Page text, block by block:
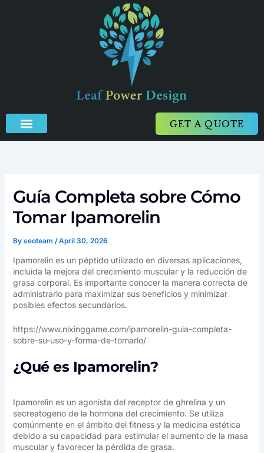
GET A QUOTE
Guía Completa sobre Cómo
Tomar Ipamorelin
By seoteam /April 30, 2026
Ipamorelin es un péptido utilizado en diversas aplicaciones,
incluida la mejora del crecimiento muscular y la reducción de
grasa corporal. Es importante conocer la manera correcta de
administrarlo para maximizar sus beneficios y minimizar
posibles efectos secundarios.
https://www.nixinggame.com/ipamorelin-guia-completa-
sobre-su-uso-y-forma-de-tomarlo/
¿Qué es Ipamorelin?
Ipamorelin es un agonista del receptor de ghrelina y un
secreatogeno de la hormona del crecimiento. Se utiliza
comúnmente en el ámbito del fitness y la medicina estética
debido a su capacidad para estimular el aumento de la masa
muscular y favorecer la pérdida de grasa.